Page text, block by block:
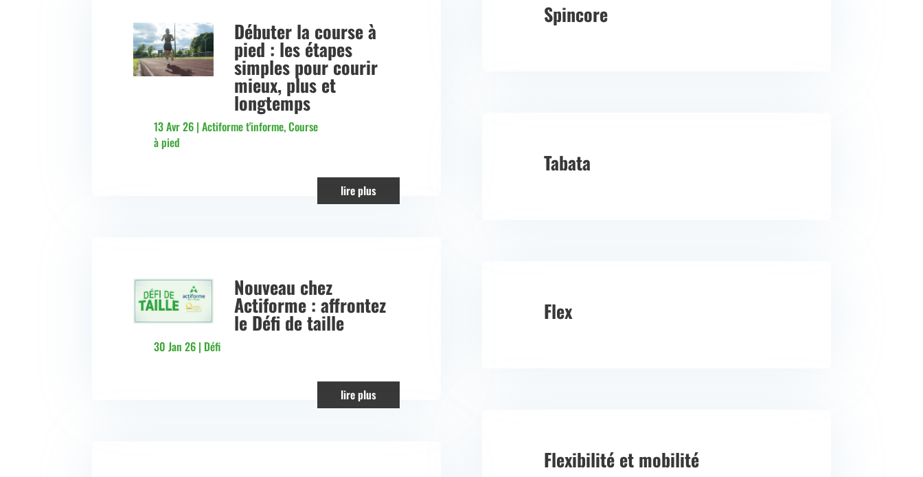
Débuter la course à
pied : les étapes
simples pour courir
mieux, plus et
longtemps
13 Avr 26 |Actiforme t'informe,Course
à pied
lire plus
Nouveau chez
Actiforme : affrontez
le Défi de taille
30 Jan 26 | Défi
lire plus
Spincore
Tabata
Flex
Flexibilité et mobilité